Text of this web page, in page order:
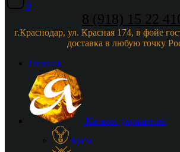
0
8 (918) 15 22
г.Краснодар, ул. Красная 174, в фойе
доставка в любую точку
Главная
Каталог украшений
Бусы